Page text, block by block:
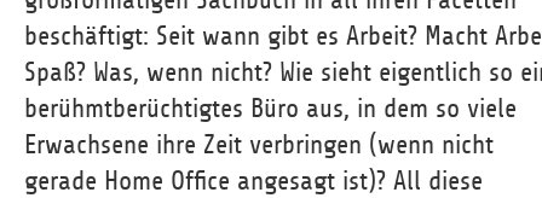
beschäftigt: Seit wann gibt es Arbeit? Macht
Spaß? Was, wenn nicht? Wie sieht eigentlich so
berühmtberüchtigtes Büro aus, in dem so viele
Erwachsene ihre Zeit verbringen (wenn nicht
gerade Home Office angesagt ist)? All diese